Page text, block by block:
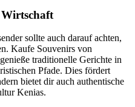
sollte auch darauf achten,
Kaufe Souvenirs von
traditionelle Gerichte in
Pfade. Dies fördert
bietet dir auch authentische
Kenias.